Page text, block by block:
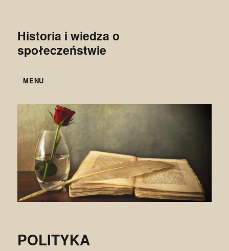
Historia i wiedza o
społeczeństwie
MENU
POLITYKA